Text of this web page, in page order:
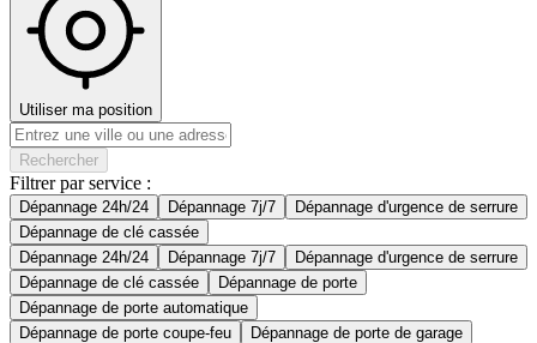
Utiliser ma position
Rechercher
Filtrer par service :
Dépannage 24h/24 Dépannage 7j/7
Dépannage d'urgence de serrure
Dépannage de clé cassée
Dépannage 24h/24
Dépannage 7j/7
Dépannage d'urgence de serrure
Dépannage de clé cassée
Dépannage de porte
Dépannage de porte automatique
Dépannage de porte coupe-feu
Dépannage de porte de garage